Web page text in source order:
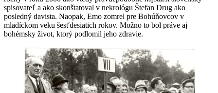
spisovateľ a ako skonštatoval v nekrológu Štefan Drug ako
posledný davista. Naopak, Emo zomrel pre Bohúňovcov v
mladíckom veku šesťdesiatich rokov. Možno to bol práve aj
bohémsky život, ktorý podlomil jeho zdravie.